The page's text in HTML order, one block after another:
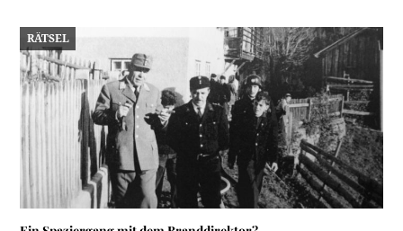
RÄTSEL